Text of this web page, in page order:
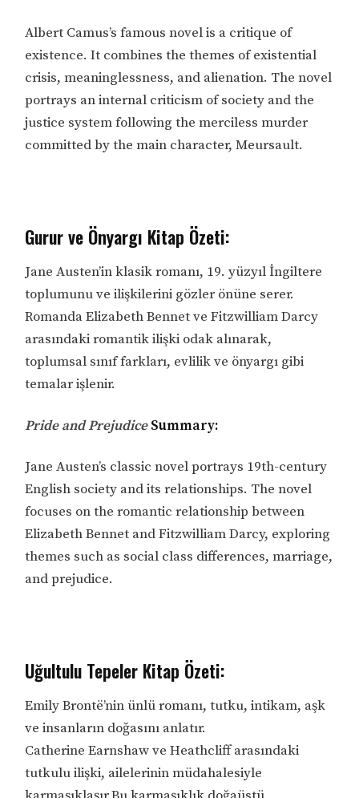
Albert Camus’s famous novel is a critique of
existence. It combines the themes of existential
crisis, meaninglessness, and alienation. The novel
portrays an internal criticism of society and the
justice system following the merciless murder
committed by the main character, Meursault.
Gurur ve Önyargı Kitap Özeti:
Jane Austen’in klasik romanı, 19. yüzyıl İngiltere
toplumunu ve ilişkilerini gözler önüne serer.
Romanda Elizabeth Bennet ve Fitzwilliam Darcy
arasındaki romantik ilişki odak alınarak,
toplumsal sınıf farkları, evlilik ve önyargı gibi
temalar işlenir.
Pride and PrejudiceSummary:
Jane Austen’s classic novel portrays 19th-century
English society and its relationships. The novel
focuses on the romantic relationship between
Elizabeth Bennet and Fitzwilliam Darcy, exploring
themes such as social class differences, marriage,
and prejudice.
Uğultulu Tepeler Kitap Özeti:
Emily Brontë’nin ünlü romanı, tutku, intikam, aşk
ve insanların doğasını anlatır.
Catherine Earnshaw ve Heathcliff arasındaki
tutkulu ilişki, ailelerinin müdahalesiyle